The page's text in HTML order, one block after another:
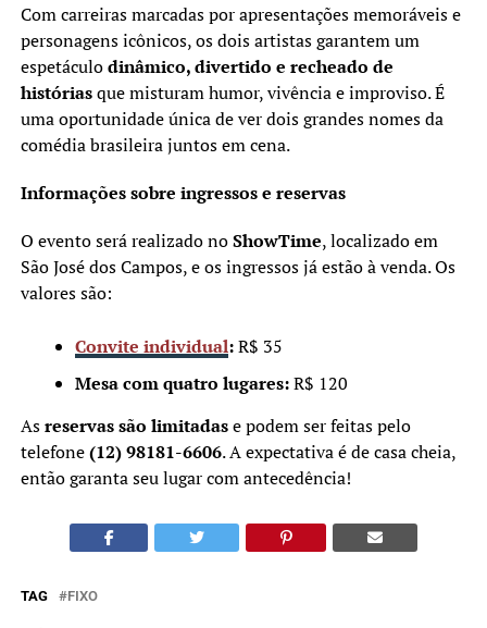
Com carreiras marcadas por apresentações memoráveis e
personagens icônicos, os dois artistas garantem um
espetáculodinâmico, divertido e recheado de
históriasque misturam humor, vivência e improviso. É
uma oportunidade única de ver dois grandes nomes da
comédia brasileira juntos em cena.
Informações sobre ingressos e reservas
O evento será realizado noShowTime, localizado em
São José dos Campos, e os ingressos já estão à venda. Os
valores são:
Convite individual:R$ 35
Mesa com quatro lugares:R$ 120
Asreservas são limitadase podem ser feitas pelo
telefone(12) 98181-6606. A expectativa é de casa cheia,
então garanta seu lugar com antecedência!
TAG FIXO